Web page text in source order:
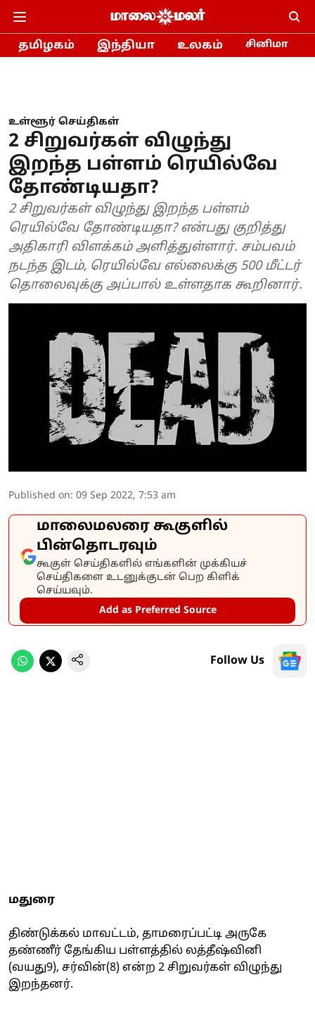
தமிழகம் இந்தியா உலகம் சினிமா
உள்ளூர் செய்திகள்
2 சிறுவர்கள் விழுந்து
இறந்த பள்ளம் ரெயில்வே
தோண்டியதா?
2 சிறுவர்கள் விழுந்து இறந்த பள்ளம்
ரெயில்வே தோண்டியதா? என்பது குறித்து
அதிகாரி விளக்கம் அளித்துள்ளார். சம்பவம்
நடந்த இடம், ரெயில்வே எல்லைக்கு 500 மீட்டர்
தொலைவுக்கு அப்பால் உள்ளதாக கூறினார்.
Published on: 09 Sep 2022, 7:53 am
மாலைமலரை கூகுளில்
பின்தொடரவும்
கூகுள் செய்திகளில் எங்களின் முக்கியச்
செய்திகளை உடனுக்குடன் பெற கிளிக்
செய்யவும்.
Add as Preferred Source
Follow Us
மதுரை
திண்டுக்கல் மாவட்டம், தாமரைப்பட்டி அருகே
தண்ணீர் தேங்கிய பள்ளத்தில் லத்தீஷ்வினி
(வயது9), சர்வின்(8) என்ற 2 சிறுவர்கள் விழுந்து
இறந்தனர்.